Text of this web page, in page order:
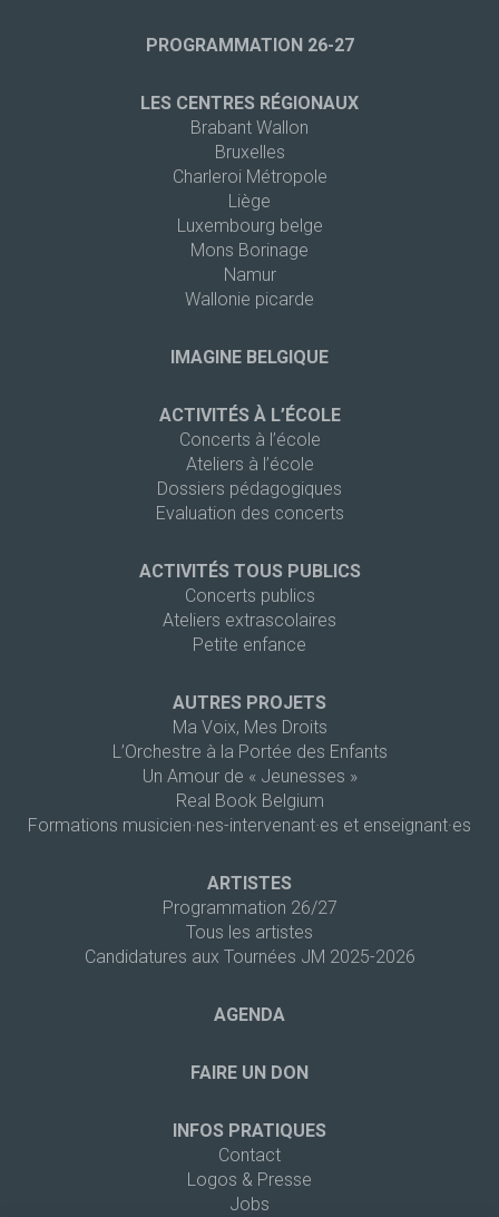
PROGRAMMATION 26-27
LES CENTRES RÉGIONAUX
Brabant Wallon
Bruxelles
Charleroi Métropole
Liège
Luxembourg belge
Mons Borinage
Namur
Wallonie picarde
IMAGINE BELGIQUE
ACTIVITÉS À L’ÉCOLE
Concerts à l’école
Ateliers à l’école
Dossiers pédagogiques
Evaluation des concerts
ACTIVITÉS TOUS PUBLICS
Concerts publics
Ateliers extrascolaires
Petite enfance
AUTRES PROJETS
Ma Voix, Mes Droits
L’Orchestre à la Portée des Enfants
Un Amour de « Jeunesses »
Real Book Belgium
Formations musicien·nes-intervenant·es et enseignant·es
ARTISTES
Programmation 26/27
Tous les artistes
Candidatures aux Tournées JM 2025-2026
AGENDA
FAIRE UN DON
INFOS PRATIQUES
Contact
Logos & Presse
Jobs